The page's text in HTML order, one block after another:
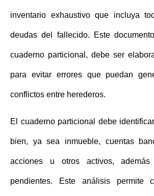
inventario exhaustivo que incluya
deudas del fallecido. Este
cuaderno particional, debe ser
para evitar errores que puedan
conflictos entre herederos.
El cuaderno particional debe
bien, ya sea inmueble, cuentas
acciones u otros activos,
pendientes. Este análisis permite